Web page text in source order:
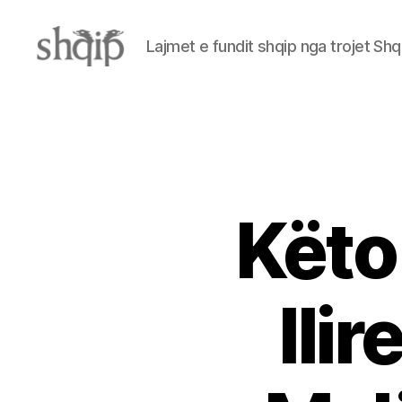
Lajmet e fundit shqip nga trojet